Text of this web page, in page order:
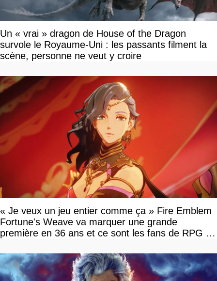
Un « vrai » dragon de House of the Dragon
survole le Royaume-Uni : les passants filment la
scène, personne ne veut y croire
« Je veux un jeu entier comme ça » Fire Emblem
Fortune's Weave va marquer une grande
première en 36 ans et ce sont les fans de RPG en